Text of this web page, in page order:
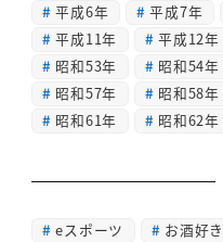
平成6年
平成7年
平成11年
平成12年
昭和53年
昭和54年
昭和57年
昭和58年
昭和61年
昭和62年
eスポーツ お酒好き